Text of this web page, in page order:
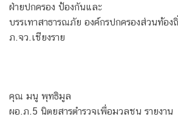
ฝ่ายปกครอง ป้องกันและ
บรรเทาสาธารณภัย องค์กรปกครองส่วนท้อ
ภ.จว.เชียงราย
คุณ มนู พุทธิมูล
ผอ.ภ.5 นิตยสารตำรวจเพื่อมวลชน รายงาน